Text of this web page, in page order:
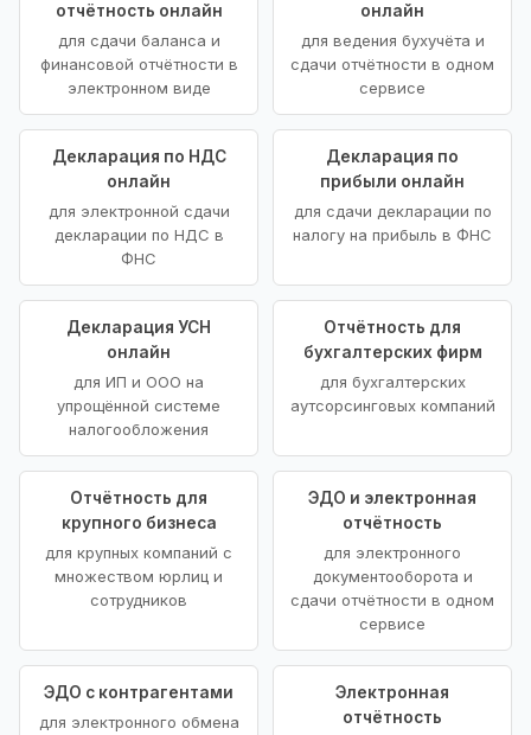
отчётность онлайн
для сдачи баланса и
финансовой отчётности в
электронном виде
онлайн
для ведения бухучёта и
сдачи отчётности в одном
сервисе
Декларация по НДС
онлайн
для электронной сдачи
декларации по НДС в
ФНС
Декларация по
прибыли онлайн
для сдачи декларации по
налогу на прибыль в ФНС
Декларация УСН
онлайн
для ИП и ООО на
упрощённой системе
налогообложения
Отчётность для
бухгалтерских фирм
для бухгалтерских
аутсорсинговых компаний
Отчётность для
крупного бизнеса
для крупных компаний с
множеством юрлиц и
сотрудников
ЭДО и электронная
отчётность
для электронного
документооборота и
сдачи отчётности в одном
сервисе
ЭДО с контрагентами
для электронного обмена
Электронная
отчётность